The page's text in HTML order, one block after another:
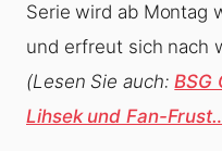
Serie wird ab Montag
und erfreut sich nach
(Lesen Sie auch:BSG
Lihsek und Fan-